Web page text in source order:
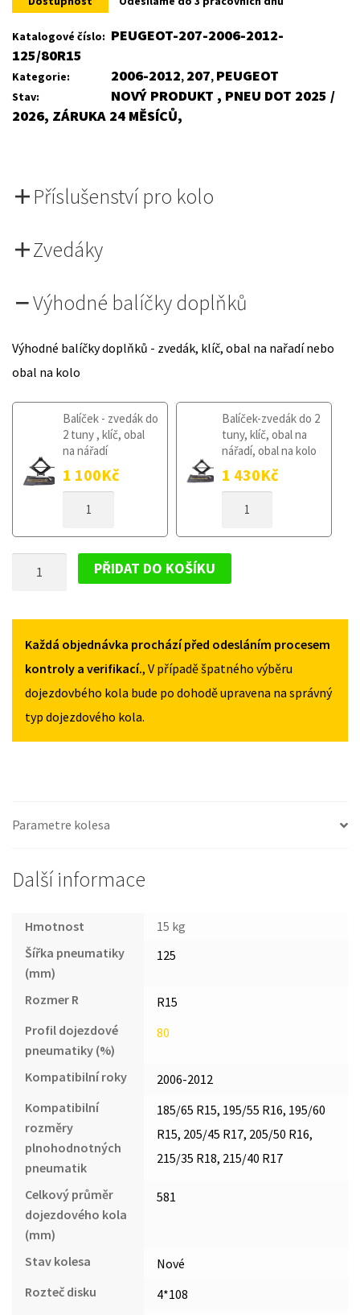
4
3
Katalogové číslo: PEUGEOT-207-2006-2012-
125/80R15
Kategorie: 2006-2012, 207, PEUGEOT
Stav:
NOVÝ PRODUKT , PNEU DOT 2025 /
2026, ZÁRUKA 24 MĚSÍCŮ,
Příslušenství pro kolo
Zvedáky
Výhodné balíčky doplňků
Výhodné balíčky doplňků - zvedák, klíč, obal na nařadí nebo
obal na kolo
Balíček - zvedák do
2 tuny , klíč, obal
na nářadí
1 100Kč
KOLO
2012
Balíček-zvedák do 2
tuny, klíč, obal na
nářadí, obal na kolo
1 430Kč
KOLO
2012
207
2006-
2012
MNOŽSTVÍ
PŘIDAT DO KOŠÍKU
Každá objednávka prochází před odesláním procesem
kontroly a verifikací., V případě špatného výběru
dojezdovbého kola bude po dohodě upravena na správný
typ dojezdového kola.
Parametre kolesa
Další informace
Hmotnost
15 kg
Šířka pneumatiky
(mm)
125
Rozmer R
R15
Profil dojezdové
pneumatiky (%)
80
Kompatibilní roky
2006-2012
Kompatibilní
rozměry
plnohodnotných
pneumatik
185/65 R15, 195/55 R16, 195/60
R15, 205/45 R17, 205/50 R16,
215/35 R18, 215/40 R17
Celkový průměr
dojezdového kola
(mm)
581
Stav kolesa
Nové
Rozteč disku
4*108